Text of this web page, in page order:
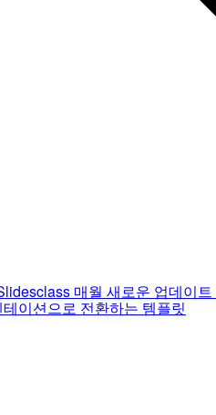
매월 새로운 업데이트
이션으로 전환하는 템플릿